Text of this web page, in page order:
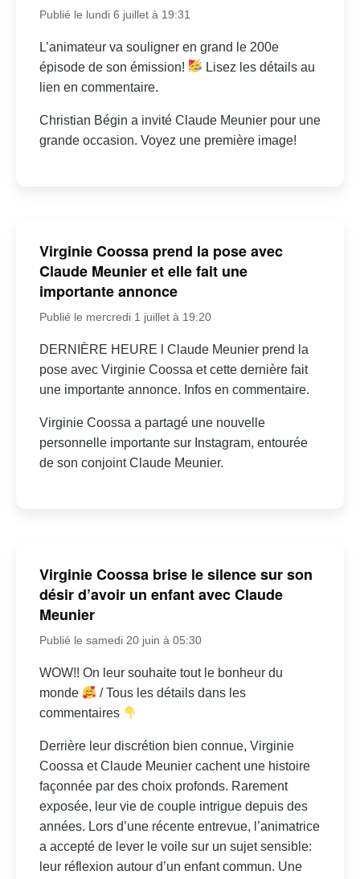
Publié le lundi 6 juillet à 19:31
L’animateur va souligner en grand le 200e
épisode de son émission!
Lisez les détails au
lien en commentaire.
Christian Bégin a invité Claude Meunier pour une
grande occasion. Voyez une première image!
Virginie Coossa prend la pose avec
Claude Meunier et elle fait une
importante annonce
Publié le mercredi 1 juillet à 19:20
DERNIÈRE HEURE l Claude Meunier prend la
pose avec Virginie Coossa et cette dernière fait
une importante annonce. Infos en commentaire.
Virginie Coossa a partagé une nouvelle
personnelle importante sur Instagram, entourée
de son conjoint Claude Meunier.
Virginie Coossa brise le silence sur son
désir d’avoir un enfant avec Claude
Meunier
Publié le samedi 20 juin à 05:30
WOW!! On leur souhaite tout le bonheur du
monde
/ Tous les détails dans les
commentaires
Derrière leur discrétion bien connue, Virginie
Coossa et Claude Meunier cachent une histoire
façonnée par des choix profonds. Rarement
exposée, leur vie de couple intrigue depuis des
années. Lors d’une récente entrevue, l’animatrice
a accepté de lever le voile sur un sujet sensible:
leur réflexion autour d’un enfant commun. Une